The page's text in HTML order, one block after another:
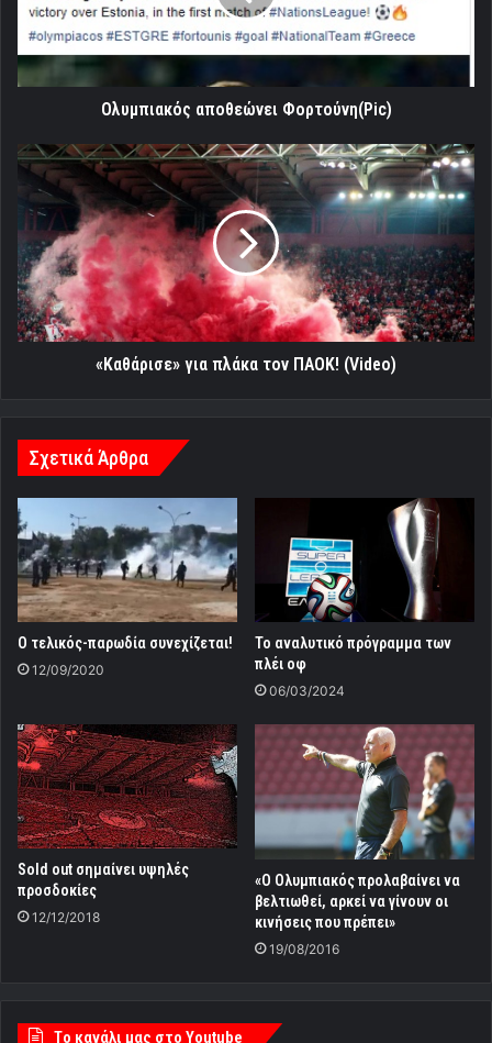
Ολυμπιακός αποθεώνει Φορτούνη(Pic)
«Καθάρισε»
για
πλάκα
ΠΑΟΚ!
(Video)
«Καθάρισε» για πλάκα τον ΠΑΟΚ! (Video)
Σχετικά Άρθρα
Ο τελικός-παρωδία συνεχίζεται!
12/09/2020
Το αναλυτικό πρόγραμμα των
πλέι οφ
06/03/2024
Sold out σημαίνει υψηλές
προσδοκίες
12/12/2018
«Ο Ολυμπιακός προλαβαίνει να
βελτιωθεί, αρκεί να γίνουν οι
κινήσεις που πρέπει»
19/08/2016
Tο κανάλι μας στο Youtube